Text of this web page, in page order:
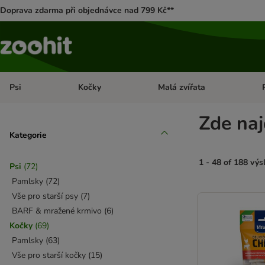
Doprava zdarma při objednávce nad 799 Kč**
Psi Otevřít menu: Psi
Kočky Otevřít menu: Kočky
Malá zvířata
Kategorie
Psi (72)
Pamlsky (72)
Vše pro starší psy (7)
BARF & mražené krmivo (6)
Kočky (69)
Pamlsky (63)
Vše pro starší kočky (15)
Zde
1 - 48 of 188